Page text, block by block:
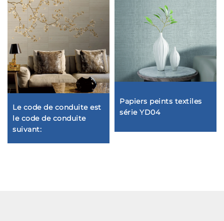
Le code de conduite est
le code de conduite
suivant:
Papiers peints textiles
série YD04